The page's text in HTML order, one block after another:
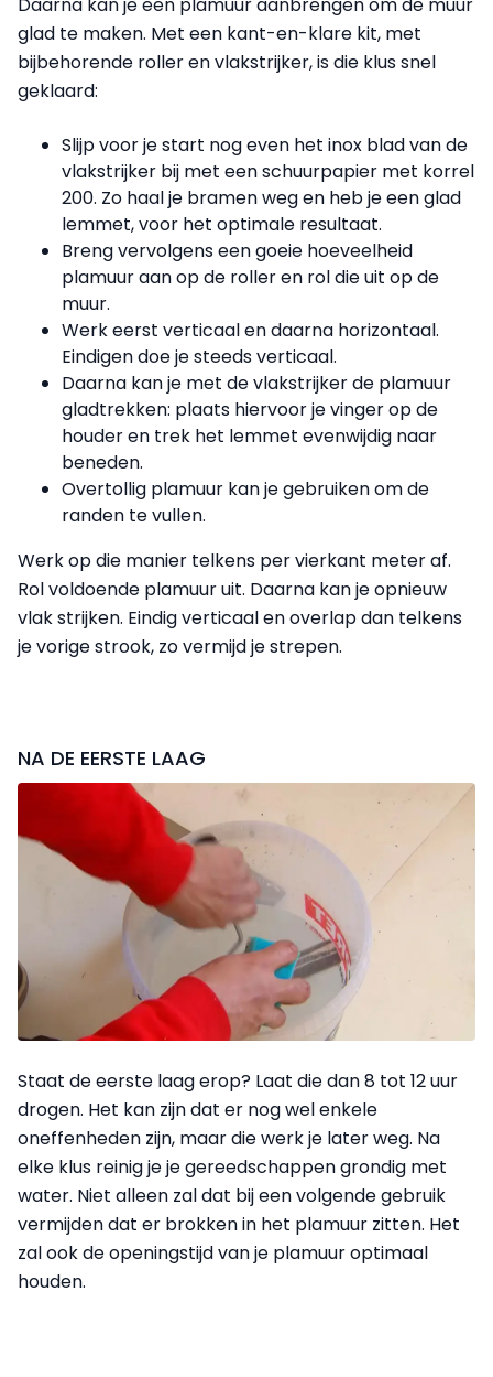
glad te maken. Met een kant-en-klare kit, met
bijbehorende roller en vlakstrijker, is die klus snel
geklaard:
Slijp voor je start nog even het inox blad van de
vlakstrijker bij met een schuurpapier met korrel
200. Zo haal je bramen weg en heb je een glad
lemmet, voor het optimale resultaat.
Breng vervolgens een goeie hoeveelheid
plamuur aan op de roller en rol die uit op de
muur.
Werk eerst verticaal en daarna horizontaal.
Eindigen doe je steeds verticaal.
Daarna kan je met de vlakstrijker de plamuur
gladtrekken: plaats hiervoor je vinger op de
houder en trek het lemmet evenwijdig naar
beneden.
Overtollig plamuur kan je gebruiken om de
randen te vullen.
Werk op die manier telkens per vierkant meter af.
Rol voldoende plamuur uit. Daarna kan je opnieuw
vlak strijken. Eindig verticaal en overlap dan telkens
je vorige strook, zo vermijd je strepen.
NA DE EERSTE LAAG
Staat de eerste laag erop? Laat die dan 8 tot 12 uur
drogen. Het kan zijn dat er nog wel enkele
oneffenheden zijn, maar die werk je later weg. Na
elke klus reinig je je gereedschappen grondig met
water. Niet alleen zal dat bij een volgende gebruik
vermijden dat er brokken in het plamuur zitten. Het
zal ook de openingstijd van je plamuur optimaal
houden.